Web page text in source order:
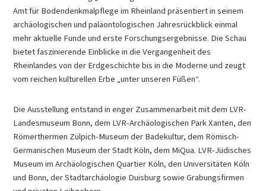
Amt für Bodendenkmalpflege im Rheinland präsentiert in seinem
archäologischen und paläontologischen Jahresrückblick einmal
mehr aktuelle Funde und erste Forschungsergebnisse. Die Schau
bietet faszinierende Einblicke in die Vergangenheit des
Rheinlandes von der Erdgeschichte bis in die Moderne und zeugt
vom reichen kulturellen Erbe „unter unseren Füßen“.
Die Ausstellung entstand in enger Zusammenarbeit mit dem LVR-
Landesmuseum Bonn, dem LVR-Archäologischen Park Xanten, den
Römerthermen Zülpich-Museum der Badekultur, dem Römisch-
Germanischen Museum der Stadt Köln, dem MiQua. LVR-Jüdisches
Museum im Archäologischen Quartier Köln, den Universitäten Köln
und Bonn, der Stadtarchäologie Duisburg sowie Grabungsfirmen